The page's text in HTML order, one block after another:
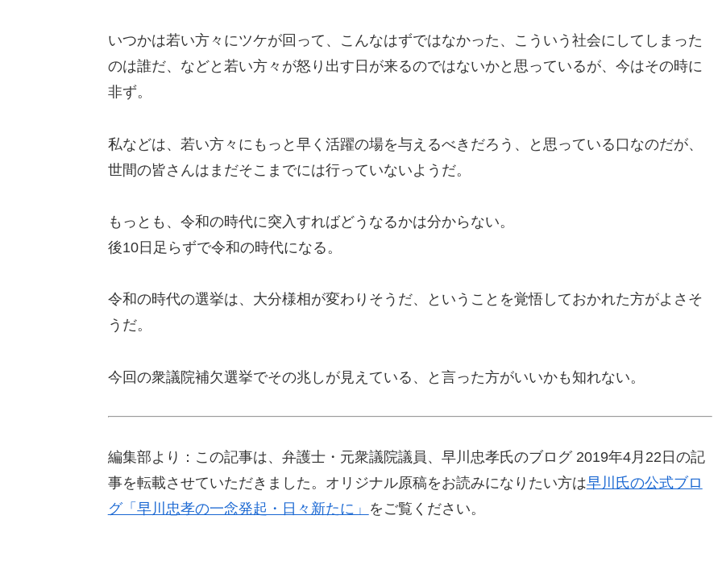
いつかは若い方々にツケが回って、こんなはずではなかった、こういう社会にしてしまった
のは誰だ、などと若い方々が怒り出す日が来るのではないかと思っているが、今はその時に
非ず。
私などは、若い方々にもっと早く活躍の場を与えるべきだろう、と思っている口なのだが、
世間の皆さんはまだそこまでには行っていないようだ。
もっとも、令和の時代に突入すればどうなるかは分からない。
後10日足らずで令和の時代になる。
令和の時代の選挙は、大分様相が変わりそうだ、ということを覚悟しておかれた方がよさそ
うだ。
今回の衆議院補欠選挙でその兆しが見えている、と言った方がいいかも知れない。
編集部より：この記事は、弁護士・元衆議院議員、早川忠孝氏のブログ 2019年4月22日の記
事を転載させていただきました。オリジナル原稿をお読みになりたい方は早川氏の公式ブロ
グ「早川忠孝の一念発起・日々新たに」 をご覧ください。